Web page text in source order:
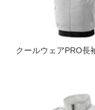
クールウェアPRO長